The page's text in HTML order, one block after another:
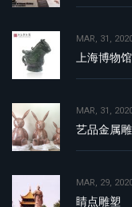
MAR, 31,
上海博物
MAR, 31,
艺品金属
MAR, 29,
睛点雕塑